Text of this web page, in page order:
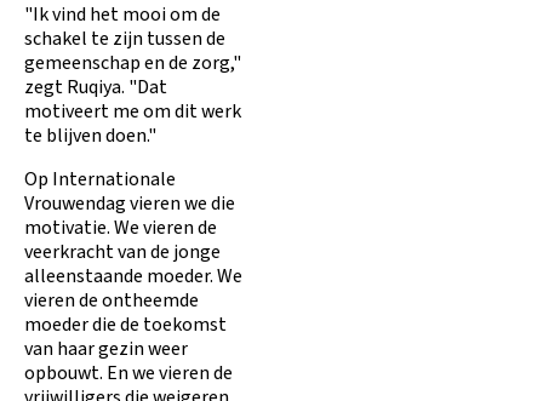
"Ik vind het mooi om de
schakel te zijn tussen de
gemeenschap en de zorg,"
zegt Ruqiya. "Dat
motiveert me om dit werk
te blijven doen."
Op Internationale
Vrouwendag vieren we die
motivatie. We vieren de
veerkracht van de jonge
alleenstaande moeder. We
vieren de ontheemde
moeder die de toekomst
van haar gezin weer
opbouwt. En we vieren de